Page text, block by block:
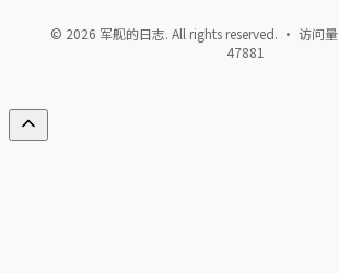
© 2026 军舰的日志. All rights reserved. · 访问量
47881